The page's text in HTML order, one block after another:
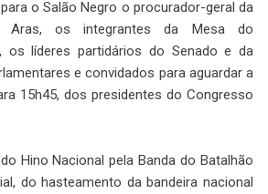
o Salão Negro o procurador-geral da
Aras, os integrantes da Mesa do
os líderes partidários do Senado e da
e convidados para aguardar a
15h45, dos presidentes do Congresso
Hino Nacional pela Banda do Batalhão
do hasteamento da bandeira nacional